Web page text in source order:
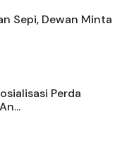
Sepi, Dewan Minta
Perda